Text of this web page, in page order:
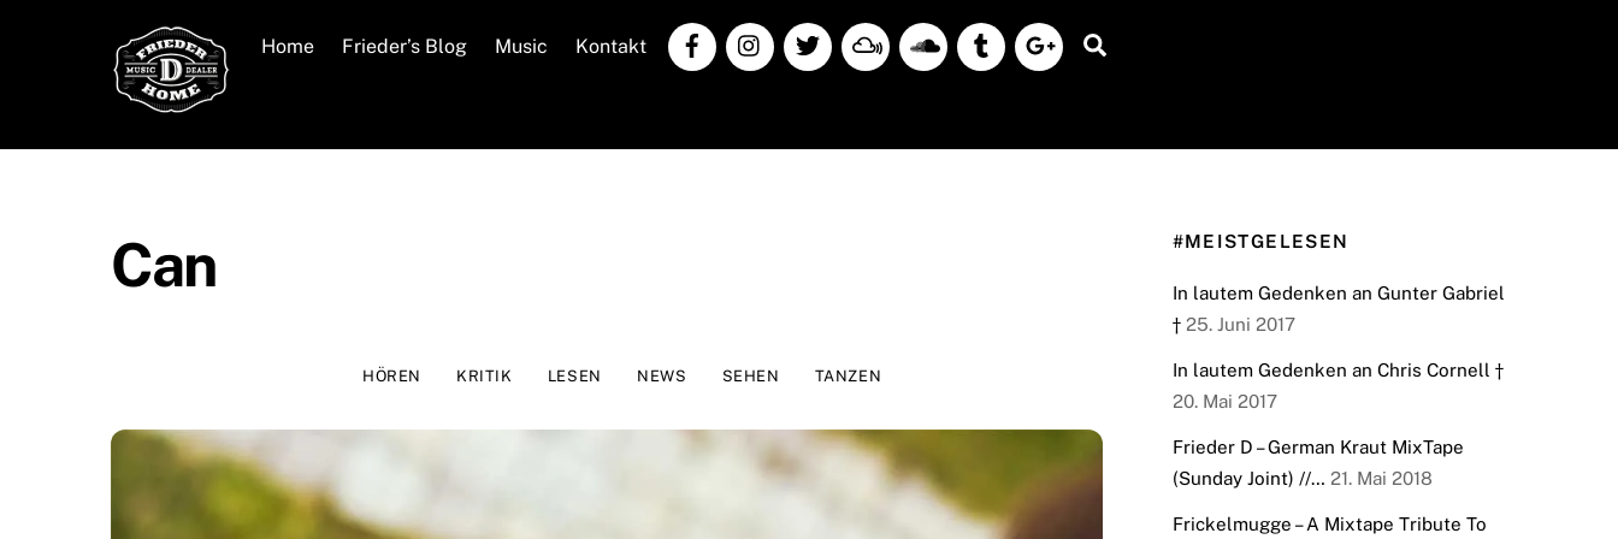
Home Frieder’s Blog Music Kontakt
Can
HÖREN KRITIK LESEN NEWS SEHEN TANZEN
#MEISTGELESEN
In lautem Gedenken an Gunter Gabriel
†25. Juni 2017
In lautem Gedenken an Chris Cornell †
20. Mai 2017
Frieder D – German Kraut MixTape
(Sunday Joint) //… 21. Mai 2018
Frickelmugge – A Mixtape Tribute To